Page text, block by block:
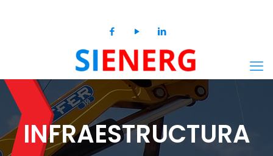
INFRAESTRUCTURA